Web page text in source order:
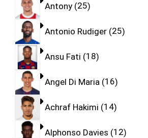
Antony 25
Antonio Rudiger 25
Ansu Fati 18
Angel Di Maria 16
Achraf Hakimi 14
Alphonso Davies 12